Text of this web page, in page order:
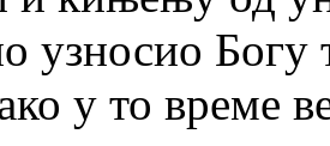
узносио Богу
у то време